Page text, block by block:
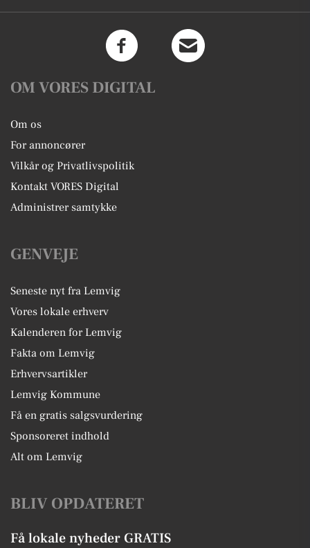
OM VORES DIGITAL
Om os
For annoncører
Vilkår og Privatlivspolitik
Kontakt VORES Digital
Administrer samtykke
GENVEJE
Seneste nyt fra Lemvig
Vores lokale erhverv
Kalenderen for Lemvig
Fakta om Lemvig
Erhvervsartikler
Lemvig Kommune
Få en gratis salgsvurdering
Sponsoreret indhold
Alt om Lemvig
BLIV OPDATERET
Få lokale nyheder GRATIS